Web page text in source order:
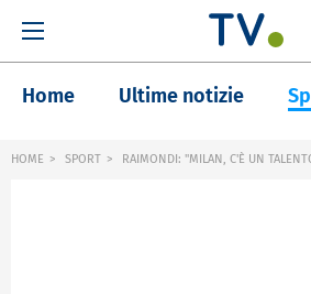
Home Ultime notizie
HOME SPORT RAIMONDI: "MILAN, C'È UN